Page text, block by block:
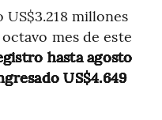
millones
mes de este
hasta agosto
US$4.649